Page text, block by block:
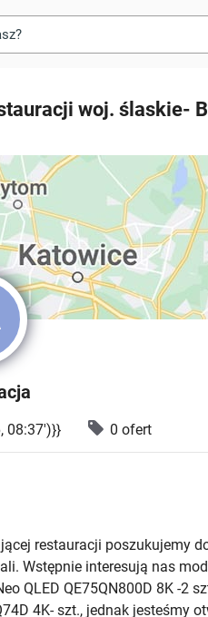
woj. ślaskie-
08:37')}} 0 ofert
restauracji poszukujemy
Wstępnie interesują nas
QLED QE75QN800D 8K -2
4K- szt., jednak jesteśmy